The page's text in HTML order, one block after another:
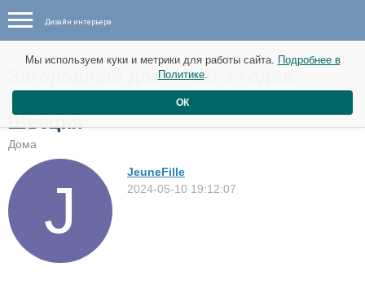
Дизайн интерьера
Загородный дом 1920-х годов
постройки в местечке Бревик,
Швеция
Дома
JeuneFille
2024-05-10 19:12:07
Мы используем куки и метрики для работы сайта. Подробнее в
Политике.
ОК